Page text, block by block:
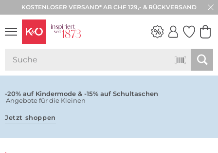
KOSTENLOSER VERSAND* AB CHF 129,- & RÜCKVERSAND
30 TAGE RÜCKGABE
-20% auf Kindermode & -15% auf Schultaschen
Angebote für die Kleinen
Jetzt shoppen